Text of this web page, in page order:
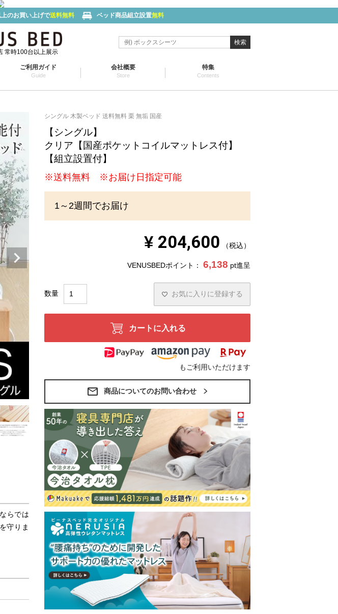
のお買い上げで送料無料 ベッド商品組立設置無料
常時100台以上展示
検索
ご利用ガイド
Guide
会社概要
Store
特集
Contents
らでは
守りま
シングル 木製ベッド 送料無料 栗 無垢 国産
【シングル】
クリア【国産ポケットコイルマットレス付】
【組立設置付】
※送料無料 ※お届け日指定可能
1～2週間でお届け
¥ 204,600 税込
VENUSBEDポイント： 6,138 pt進呈
お気に入りに登録する
カートに入れる
もご利用いただけます
商品についてのお問い合わせ